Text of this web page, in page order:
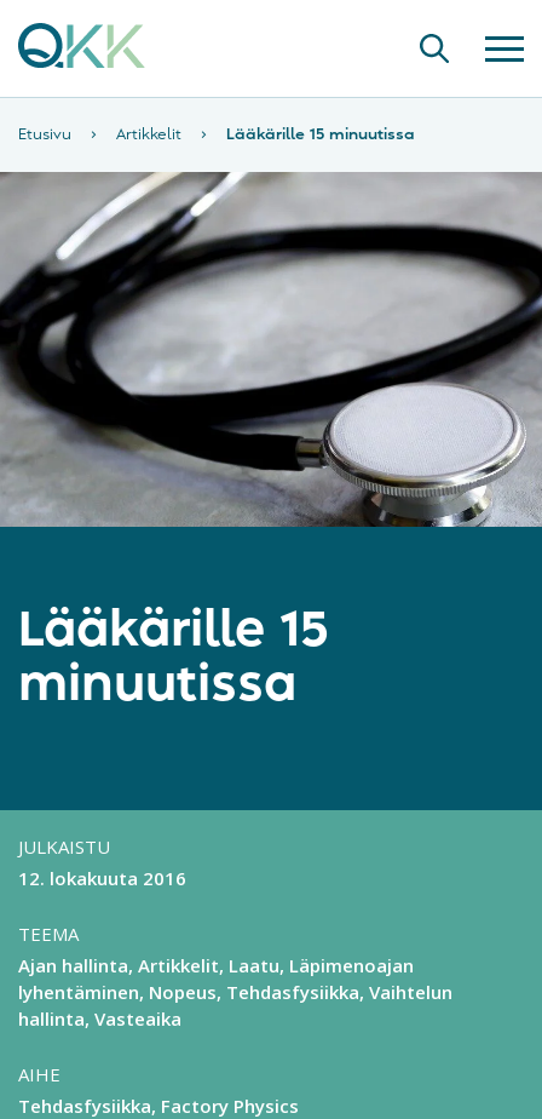
Etusivu › Artikkelit › Lääkärille 15 minuutissa
Lääkärille 15
minuutissa
JULKAISTU
12. lokakuuta 2016
TEEMA
Ajan hallinta Artikkelit Laatu Läpimenoajan
lyhentäminen Nopeus Tehdasfysiikka Vaihtelun
hallinta Vasteaika
AIHE
Tehdasfysiikka, Factory Physics